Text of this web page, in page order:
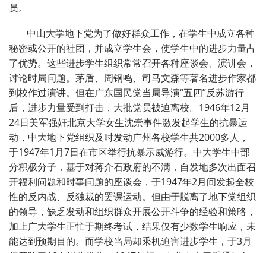
员。
中山大学地下党为了做好群众工作，在学生中成立各种
秘密或公开的社团，并成立学生会，使学生中的进步力量占
了优势。这些进步学生组织常常召开各种座谈会、演讲会，
讨论时局问题。茅盾、周钢鸣、司马文森等著名进步作家都
到校作过演讲。但在广东国民党当局导演“五四”反苏游行
后，进步力量受到打击，大批党员被迫离校。1946年12月
24日美军强奸北京大学女生沈崇事件激发起学生的抗暴运
动，中大地下党组织及时发动广州各校学生共2000多人，
于1947年1月7日在市区举行抗暴示威游行。中大学生中部
分积极分子，基于对蒋介石政府的不满，自发地多次出面召
开福利问题和时事问题的座谈会，于1947年2月间发起全校
性的反内战、反独裁的罢课运动。但由于脱离了地下党组织
的领导，缺乏发动和组织群众开展公开斗争的经验和策略，
加上广大学生正忙于期终考试，结果仅有少数学生响应，未
能达到预期目的。而学校当局却乘机迫害进步学生，于3月